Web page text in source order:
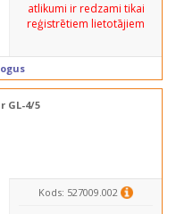
atlikumi ir redzami tikai
reģistrētiem lietotājiem
GL-4/5
Kods: 527009.002